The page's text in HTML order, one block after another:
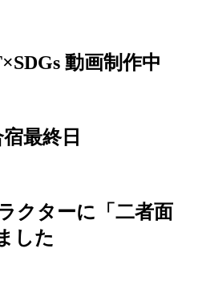
動画制作中
最終日
クターに「二者面
した